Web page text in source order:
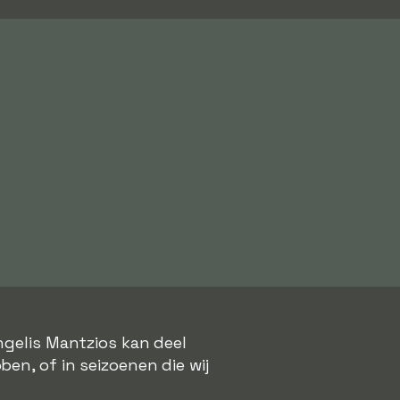
Mantzios kan deel
of in seizoenen die wij